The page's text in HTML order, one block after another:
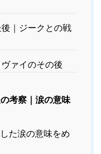
｜ジークとの戦
ァイのその後
考察｜涙の意味
た涙の意味をめ